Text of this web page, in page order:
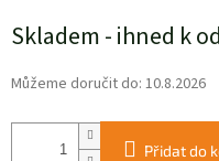
cena:
Skladem - ihned k
Můžeme doručit do: 10.8.2026
Přidat do